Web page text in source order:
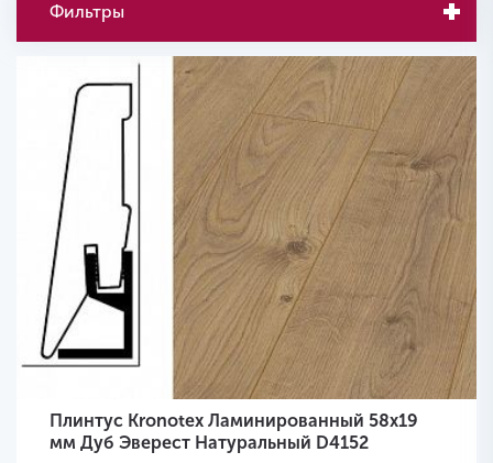
Фильтры
Плинтус Kronotex Ламинированный 58х19
мм Дуб Эверест Натуральный D4152